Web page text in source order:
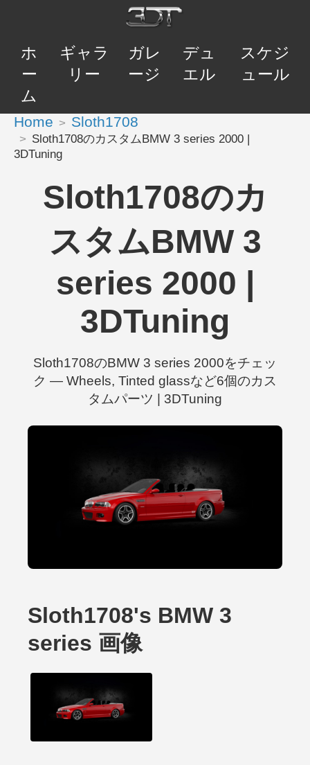
ホ
ー
ム
ギャラ
リー
ガレ
ージ
デュ
エル
スケジ
ュール
Home Sloth1708
Sloth1708のカスタムBMW 3 series 2000 |
3DTuning
Sloth1708のカ
スタムBMW 3
series 2000 |
3DTuning
Sloth1708のBMW 3 series 2000をチェッ
ク — Wheels, Tinted glassなど6個のカス
タムパーツ | 3DTuning
Sloth1708's BMW 3
series 画像